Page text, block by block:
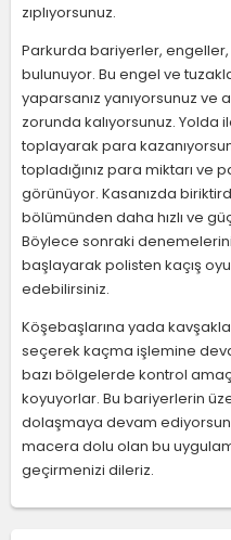
zıplıyorsunuz.
Parkurda bariyerler,
bulunuyor. Bu engel ve
yaparsanız yanıyorsunuz
zorunda kalıyorsunuz. Yolda
toplayarak para
topladığınız para miktarı ve
görünüyor. Kasanızda
bölümünden daha hızlı ve
Böylece sonraki
başlayarak polisten kaçış
edebilirsiniz.
Köşebaşlarına yada
seçerek kaçma işlemine
bazı bölgelerde kontrol
koyuyorlar. Bu bariyerlerin
dolaşmaya devam
macera dolu olan bu
geçirmenizi dileriz.